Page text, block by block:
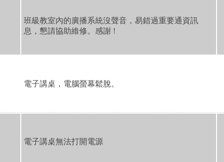
班級教室內的廣播系統沒聲音，易錯過重要通資訊
息，懇請協助維修。感謝 !
電子講桌，電腦螢幕鬆脫。
電子講桌無法打開電源